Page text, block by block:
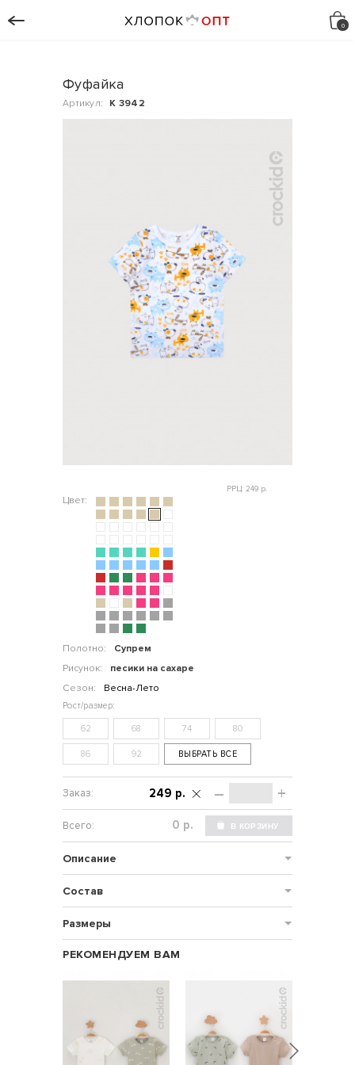
Фуфайка
Артикул: К 3942
Цвет:
Полотно:
Супрем
Рисунок:
песики на сахаре
Сезон:
Весна-Лето
РРЦ: 249 р.
62 68 74 80
86 92 ВЫБРАТЬ ВСЕ
– +
249 р.
р.
Описание
Состав
Размеры
РЕКОМЕНДУЕМ ВАМ